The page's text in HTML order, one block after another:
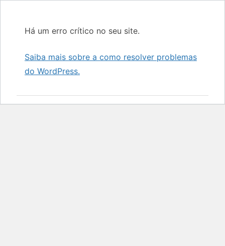
Há um erro crítico no seu site.
Saiba mais sobre a como resolver problemas
do WordPress.